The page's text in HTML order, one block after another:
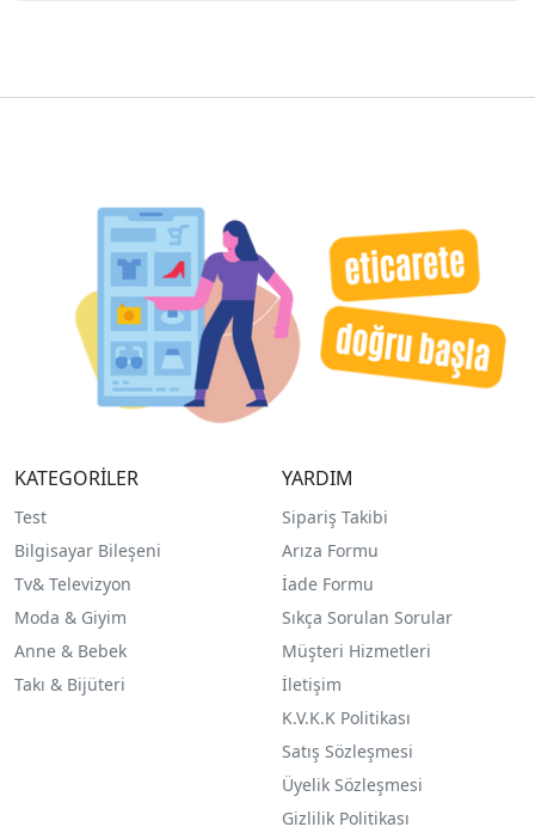
KATEGORİLER
Test
Bilgisayar Bileşeni
Tv& Televizyon
Moda & Giyim
Anne & Bebek
Takı & Bijüteri
YARDIM
Sipariş Takibi
Arıza Formu
İade Formu
Sıkça Sorulan Sorular
Müşteri Hizmetleri
İletişim
K.V.K.K Politikası
Satış Sözleşmesi
Üyelik Sözleşmesi
Gizlilik Politikası